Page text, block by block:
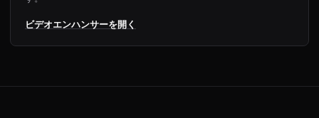
ビデオエンハンサーを開く